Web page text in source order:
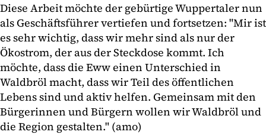
Diese Arbeit möchte der gebürtige Wuppertaler nun
als Geschäftsführer vertiefen und fortsetzen: "Mir ist
es sehr wichtig, dass wir mehr sind als nur der
Ökostrom, der aus der Steckdose kommt. Ich
möchte, dass die Eww einen Unterschied in
Waldbröl macht, dass wir Teil des öffentlichen
Lebens sind und aktiv helfen. Gemeinsam mit den
Bürgerinnen und Bürgern wollen wir Waldbröl und
die Region gestalten." (amo)